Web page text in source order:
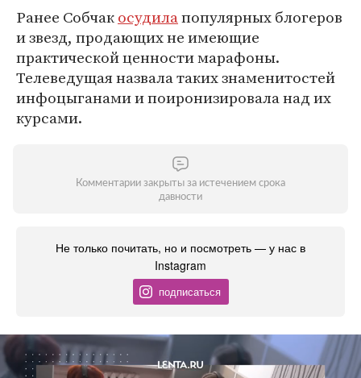
Ранее Собчакосудилапопулярных блогеров
и звезд, продающих не имеющие
практической ценности марафоны.
Телеведущая назвала таких знаменитостей
инфоцыганами и поиронизировала над их
курсами.
Комментарии закрыты за истечением срока
давности
Не только почитать, но и посмотреть — у нас в
Instagram
подписаться